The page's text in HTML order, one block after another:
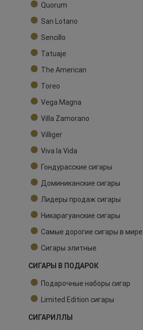
Quorum
San Lotano
Sencillo
Tatuaje
The American
Toreo
Vega Magna
Villa Zamorano
Villiger
Viva la Vida
Гондурасские сигары
Доминиканские сигары
Лидеры продаж сигары
Никарагуанские сигары
Самые дорогие сигары в мире
Сигары элитные
СИГАРЫ В ПОДАРОК
Подарочные наборы сигар
Limited Edition сигары
СИГАРИЛЛЫ